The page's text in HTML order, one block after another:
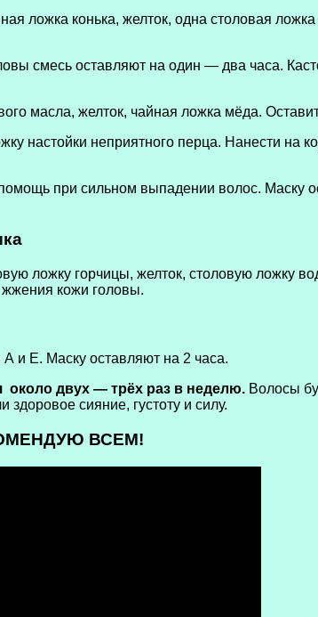
ложка конька, желток, одна столовая
смесь оставляют на один — два часа.
масла, желток, чайная ложка мёда.
настойки неприятного перца. Нанести на
при сильном выпадении волос. Маску
ложку горчицы, желток, столовую ложку
жжения кожи головы.
и Е. Маску оставляют на 2 часа.
около двух — трёх раз в неделю. Волосы
сияние, густоту и силу.
ВСЕМ!